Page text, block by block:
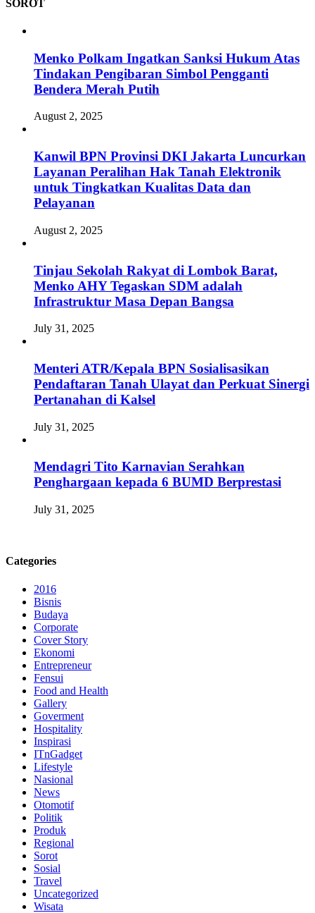
SOROT
Menko Polkam Ingatkan Sanksi Hukum Atas
Tindakan Pengibaran Simbol Pengganti
Bendera Merah Putih
August 2, 2025
Kanwil BPN Provinsi DKI Jakarta Luncurkan
Layanan Peralihan Hak Tanah Elektronik
untuk Tingkatkan Kualitas Data dan
Pelayanan
August 2, 2025
Tinjau Sekolah Rakyat di Lombok Barat,
Menko AHY Tegaskan SDM adalah
Infrastruktur Masa Depan Bangsa
July 31, 2025
Menteri ATR/Kepala BPN Sosialisasikan
Pendaftaran Tanah Ulayat dan Perkuat Sinergi
Pertanahan di Kalsel
July 31, 2025
Mendagri Tito Karnavian Serahkan
Penghargaan kepada 6 BUMD Berprestasi
July 31, 2025
Categories
2016
Bisnis
Budaya
Corporate
Cover Story
Ekonomi
Entrepreneur
Fensui
Food and Health
Gallery
Goverment
Hospitality
Inspirasi
ITnGadget
Lifestyle
Nasional
News
Otomotif
Politik
Produk
Regional
Sorot
Sosial
Travel
Uncategorized
Wisata